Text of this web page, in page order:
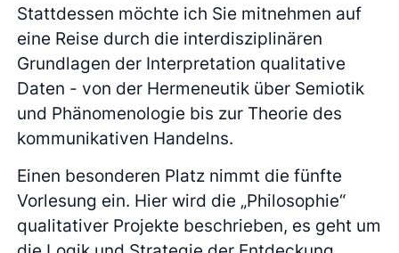
Stattdessen möchte ich Sie mitnehmen auf
eine Reise durch die interdisziplinären
Grundlagen der Interpretation qualitative
Daten - von der Hermeneutik über Semiotik
und Phänomenologie bis zur Theorie des
kommunikativen Handelns.
Einen besonderen Platz nimmt die fünfte
Vorlesung ein. Hier wird die „Philosophie“
qualitativer Projekte beschrieben, es geht um